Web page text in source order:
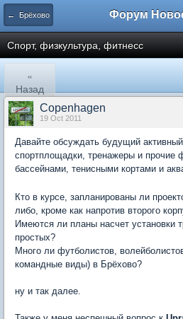
← Брёхово
Спорт, физкультура, фитнесс
«
Назад
Copenhagen
19 Oct 2011
Давайте обсуждать будущий
спортплощадки, тренажеры и прочие
бассейнами, тенисными кортами и
Кто в курсе, запланированы ли
либо, кроме как напротив второго
Имеются ли планы насчет установки
простых?
Много ли футболистов,
командные виды) в Брёхово?
ну и так далее.